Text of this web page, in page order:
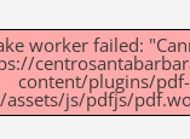
worker failed:
content/plugins/pdf-
assets/js/pdfjs/